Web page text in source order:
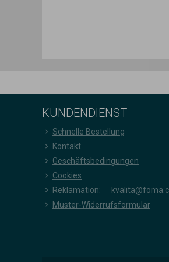
KUNDENDIENST
Schnelle Bestellung
Kontakt
Geschäftsbedingungen
Cookies
Reklamation:
Muster-Widerrufsformular